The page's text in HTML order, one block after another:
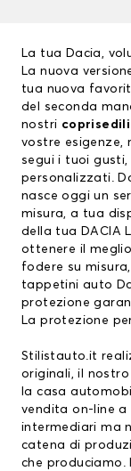
La tua Dacia,
La nuova
tua nuova
del seconda
nostri coprisedili
vostre esigenze,
segui i tuoi
personalizzati.
nasce oggi un
misura, a tua
della tua DACIA
ottenere il
fodere su
tappetini auto
protezione
La protezione
Stilistauto.it
originali, il
la casa
vendita on-line a
intermediari ma
catena di
che produciamo.